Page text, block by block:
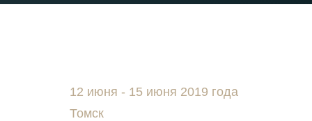
12 июня - 15 июня 2019 года
Томск